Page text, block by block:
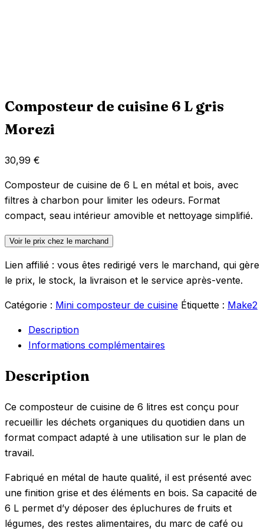
Composteur de cuisine 6 L gris
Morezi
30,99 €
Composteur de cuisine de 6 L en métal et bois, avec
filtres à charbon pour limiter les odeurs. Format
compact, seau intérieur amovible et nettoyage simplifié.
Voir le prix chez le marchand
Lien affilié : vous êtes redirigé vers le marchand, qui gère
le prix, le stock, la livraison et le service après-vente.
Catégorie : Mini composteur de cuisine Étiquette : Make2
Description
Informations complémentaires
Description
Ce composteur de cuisine de 6 litres est conçu pour
recueillir les déchets organiques du quotidien dans un
format compact adapté à une utilisation sur le plan de
travail.
Fabriqué en métal de haute qualité, il est présenté avec
une finition grise et des éléments en bois. Sa capacité de
6 L permet d’y déposer des épluchures de fruits et
légumes, des restes alimentaires, du marc de café ou